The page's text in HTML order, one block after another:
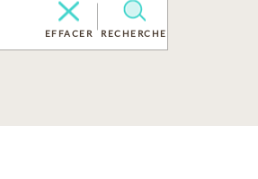
EFFACER RECHERCHE